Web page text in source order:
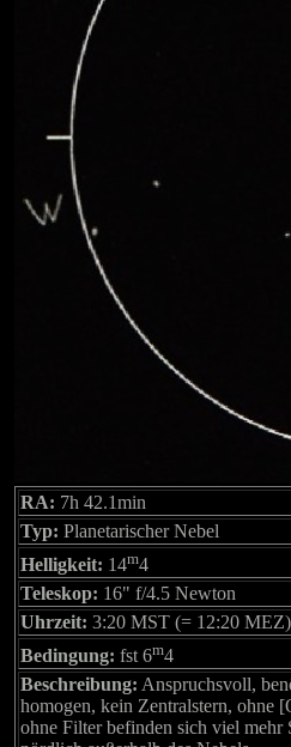
RA: 7h 42.1min
Typ: Planetarischer Nebel
Helligkeit: 14m4
Teleskop: 16" f/4.5 Newton
Uhrzeit: 3:20 MST (= 12:20 MEZ)
Bedingung: fst 6m4
Beschreibung: Anspruchsvoll,
homogen, kein Zentralstern, ohne
ohne Filter befinden sich viel mehr